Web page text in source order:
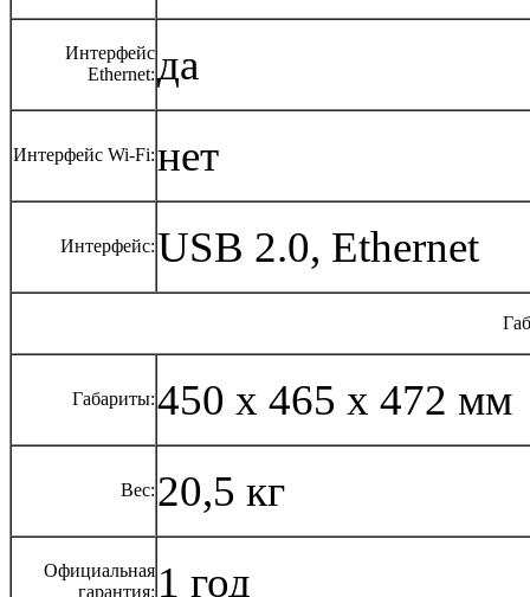
Интерфейс
Ethernet:да
Интерфейс Wi-Fi:нет
Интерфейс:USB 2.0, Ethernet
Габариты:450 x 465 x 472 мм
Вес: 20,5 кг
Официальная
гарантия: 1 год